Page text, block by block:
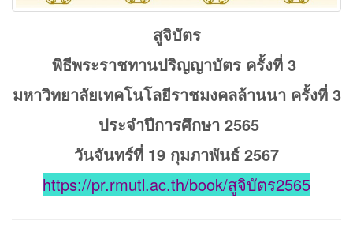
สูจิบัตร
พิธีพระราชทานปริญญาบัตร ครั้งที่ 3
มหาวิทยาลัยเทคโนโลยีราชมงคลล้านนา ครั้งที่ 3
ประจำปีการศึกษา 2565
วันจันทร์ที่ 19 กุมภาพันธ์ 2567
https://pr.rmutl.ac.th/book/สูจิบัตร2565